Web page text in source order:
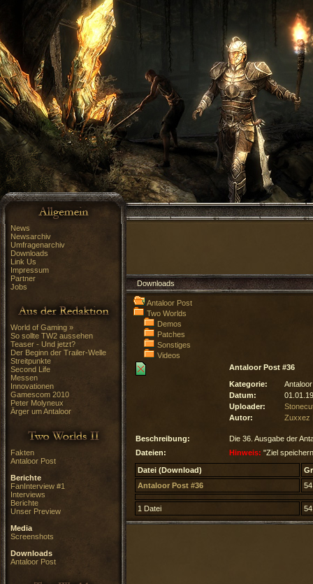
News
Newsarchiv
Umfragenarchiv
Downloads
Link Us
Impressum
Partner
Jobs
World of Gaming »
So sollte TW2 aussehen
Teaser - Und jetzt?
Der Beginn der Trailer-Welle
Streitpunkte
Second Life
Messen
Innovationen
Gamescom 2010
Peter Molyneux
Ärger um Antaloor
Fakten
Antaloor Post
Berichte
FanInterview #1
Interviews
Berichte
Unser Preview
Media
Screenshots
Downloads
Antaloor Post
Downloads
Antaloor Post
Two Worlds
Demos
Patches
Sonstiges
Videos
Antaloor Post #36
Kategorie:
Datum:
Uploader:
Autor:
Zuxxez
Beschreibung:
Die 36. Ausgabe der
Dateien:
Hinweis: "Ziel
Datei (Download)
Antaloor Post #36
1 Datei